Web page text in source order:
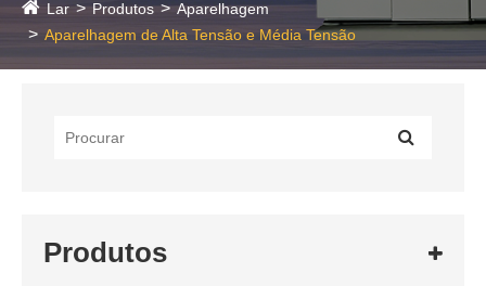
Lar Produtos
Aparelhagem
Aparelhagem de Alta Tensão e Média Tensão
Produtos